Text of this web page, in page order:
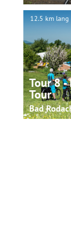
12.5 km lang
Tour 8
Tour
Bad